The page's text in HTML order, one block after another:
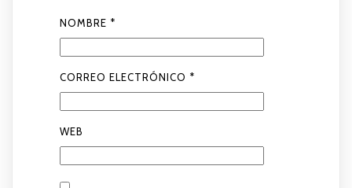
NOMBRE *
CORREO ELECTRÓNICO *
WEB